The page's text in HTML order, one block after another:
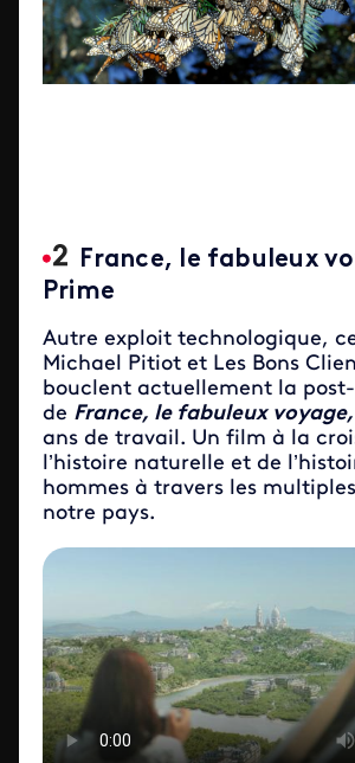
France, le fabuleux
Prime
Autre exploit technologique,
Michael Pitiot et Les Bons
bouclent actuellement la
de France, le fabuleux voyage,
ans de travail. Un film à la
l’histoire naturelle et de
hommes à travers les
notre pays.
ID de la video FTV Preview